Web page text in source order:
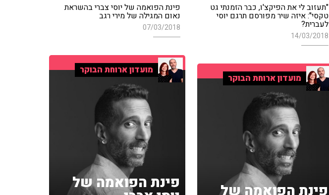
"תעזוב לי את הפיקצ'ו, כבר הזמנתי גט
טקסי": איזה שיר מפורסם תרגם יוסי
לעברית?
14/03/2018
פינת הפואמה של יוסי צברי בהשראת
נאום המגילה של מירי רגב
07/03/2018
מועדון ארוחת הבוקר
פינת הפואמה של
מועדון ארוחת הבוקר